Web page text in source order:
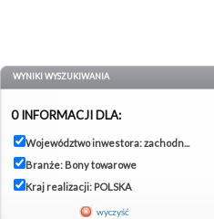
WYNIKI WYSZUKIWANIA
0 INFORMACJI DLA:
Województwo inwestora: zachodn...
Branże: Bony towarowe
Kraj realizacji: POLSKA
wyczyść